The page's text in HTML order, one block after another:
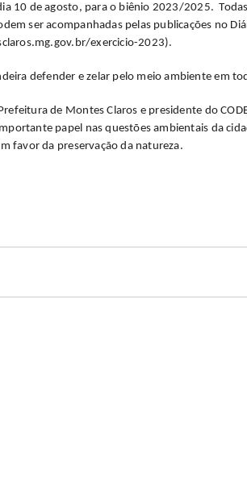
10 de agosto, para o biênio 2023/2025.
ser acompanhadas pelas publicações no
exercicio-2023).
defender e zelar pelo meio ambiente em
de Montes Claros e presidente do
papel nas questões ambientais da
favor da preservação da natureza.